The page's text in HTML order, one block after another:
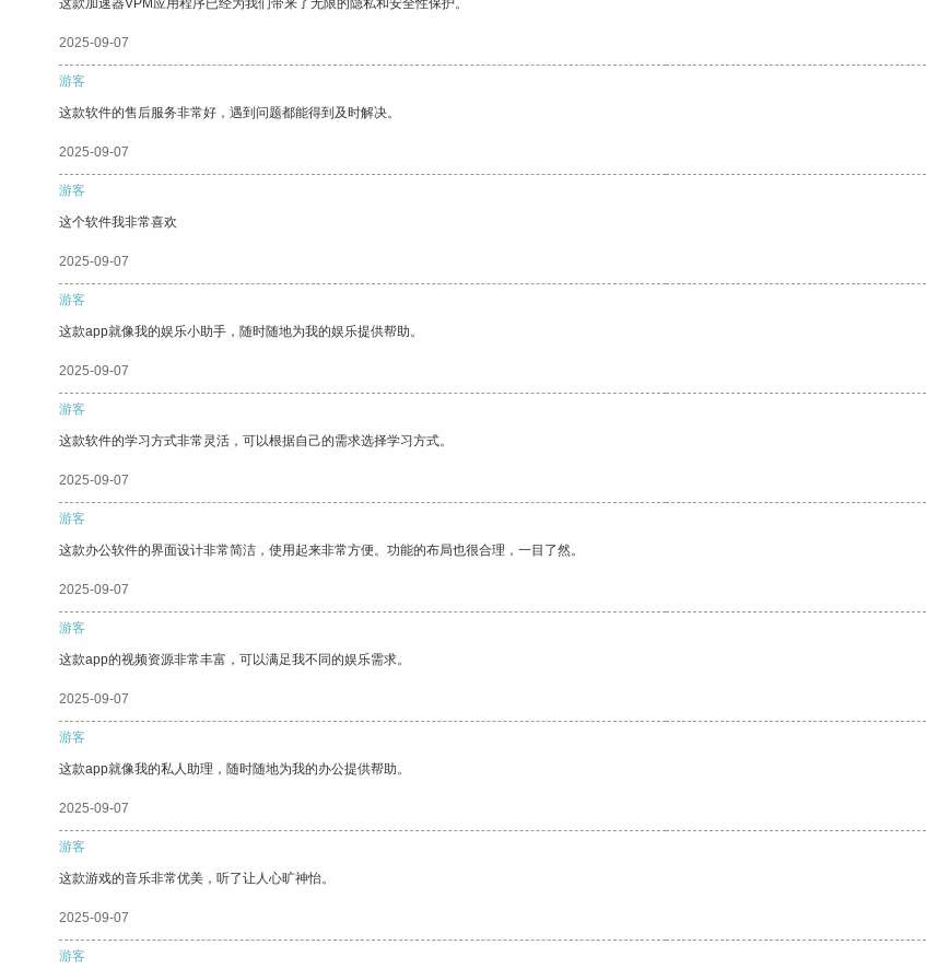
这款加速器VPM应用程序已经为我们带来了无限的隐私和安全性保护。
2025-09-07
游客
这款软件的售后服务非常好，遇到问题都能得到及时解决。
2025-09-07
游客
这个软件我非常喜欢
2025-09-07
游客
这款app就像我的娱乐小助手，随时随地为我的娱乐提供帮助。
2025-09-07
游客
这款软件的学习方式非常灵活，可以根据自己的需求选择学习方式。
2025-09-07
游客
这款办公软件的界面设计非常简洁，使用起来非常方便。功能的布局也很合理，一目了然。
2025-09-07
游客
这款app的视频资源非常丰富，可以满足我不同的娱乐需求。
2025-09-07
游客
这款app就像我的私人助理，随时随地为我的办公提供帮助。
2025-09-07
游客
这款游戏的音乐非常优美，听了让人心旷神怡。
2025-09-07
游客